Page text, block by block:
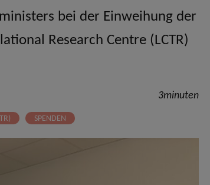
bei der Einweihung der
Research Centre (LCTR)
3minuten
SPENDEN